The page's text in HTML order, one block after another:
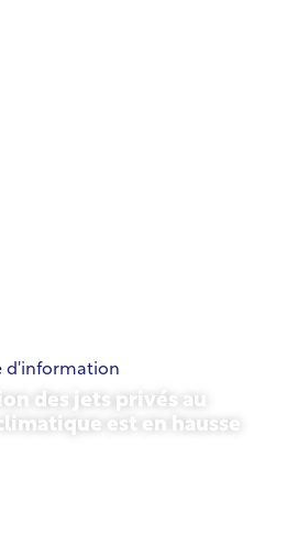
d'information
des jets privés au
est en hausse